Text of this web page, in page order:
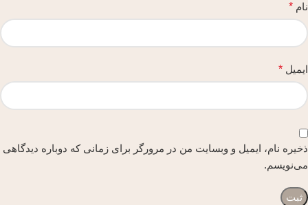
نام *
ایمیل *
ذخیره نام، ایمیل و وبسایت من در مرورگر برای زمانی که دوباره دیدگاهی
می‌نویسم.